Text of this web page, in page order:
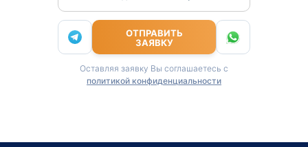
ОТПРАВИТЬ
ЗАЯВКУ
Оставляя заявку Вы соглашаетесь с
политикой конфиденциальности